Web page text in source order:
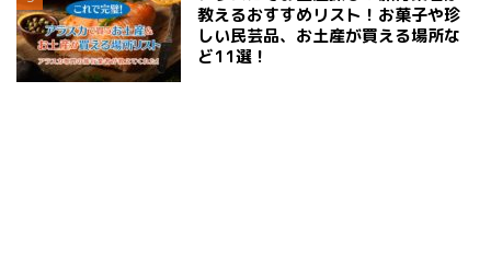
教えるおすすめリスト！お菓子や珍
しい民芸品、お土産が買える場所な
ど11選！